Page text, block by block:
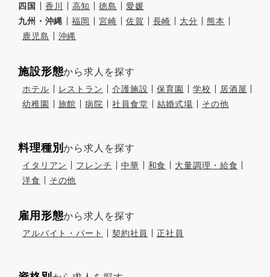
四国
香川 高知 徳島
愛媛
九州・沖縄
福岡 宮崎 佐賀 長崎 大分
熊本
鹿児島
沖縄
施設形態から求人を探す
ホテル レストラン 介護施設 保育園 学校
居酒屋
幼稚園
旅館 病院 社員食堂 結婚式場 その他
料理種別から求人を探す
イタリアン フレンチ 中華 和食
大量調理・給食
洋食
その他
雇用形態から求人を探す
アルバイト・パート 契約社員 正社員